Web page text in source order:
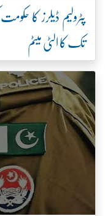
پٹرولیم ڈیلرز کا
تک کا الٹی میٹم